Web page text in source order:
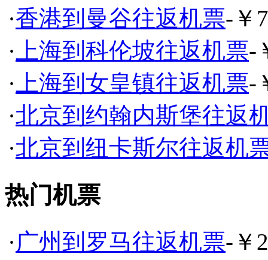
·香港到曼谷往返机票-￥
· 上海到科伦坡往返机票-
· 上海到女皇镇往返机票-
·北京到约翰内斯堡往返
·北京到纽卡斯尔往返机
热门机票
·广州到罗马往返机票-￥